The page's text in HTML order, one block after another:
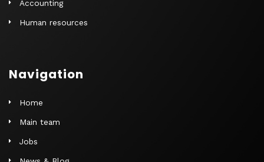
Accounting
Human resources
Navigation
Home
Main team
Jobs